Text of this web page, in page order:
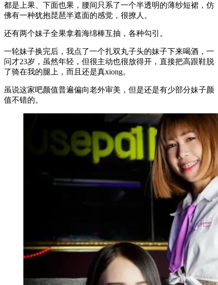
都是上果、下面也果，腰间只系了一个半透明的薄纱短裙，仿
佛有一种犹抱琵琶半遮面的感觉，很撩人。
还有两个妹子全果拿着海绵棒互抽，各种勾引。
一轮妹子换完后，我点了一个扎双丸子头的妹子下来喝酒，一
问才23岁，虽然年轻，但很主动也很放得开，直接把高跟鞋脱
了骑在我的腿上，而且还是真xiong。
虽说这家吧颜值普遍偏向老外审美，但是还是有少部分妹子颜
值不错的。